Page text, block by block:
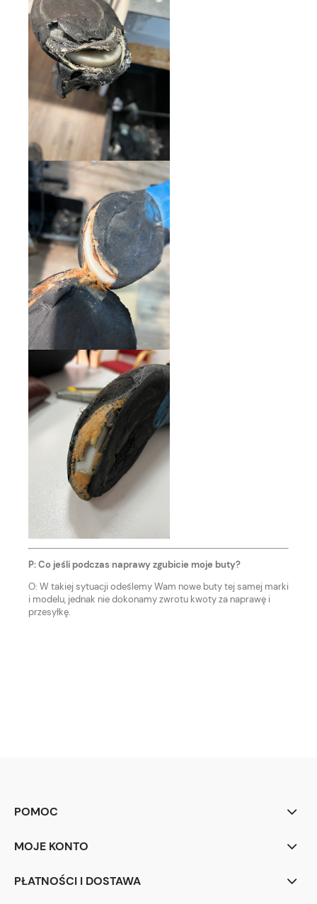
P: Co jeśli podczas naprawy zgubicie moje buty?
O: W takiej sytuacji odeślemy Wam nowe buty tej samej marki
i modelu, jednak nie dokonamy zwrotu kwoty za naprawę i
przesyłkę.
POMOC
MOJE KONTO
PŁATNOŚCI I DOSTAWA